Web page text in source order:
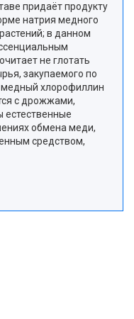
придаёт продукту
натрия медного
в данном
не глотать
закупаемого по
медный хлорофиллин
с дрожжами,
естественные
обмена меди,
средством,